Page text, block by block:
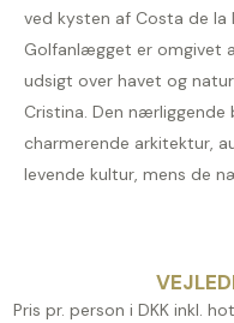
ved kysten af Costa de la
Golfanlægget er omgivet
udsigt over havet og
Cristina. Den
charmerende arkitektur,
levende kultur, mens de
Pris pr. person i DKK inkl.